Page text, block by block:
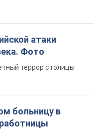
атаки
Фото
террор столицы
больницу в